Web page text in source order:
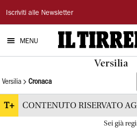
Il
Tirreno
Iscriviti alle Newsletter
MENU
Versilia
Versilia Cronaca
T+ CONTENUTO RISERVATO
Sei già